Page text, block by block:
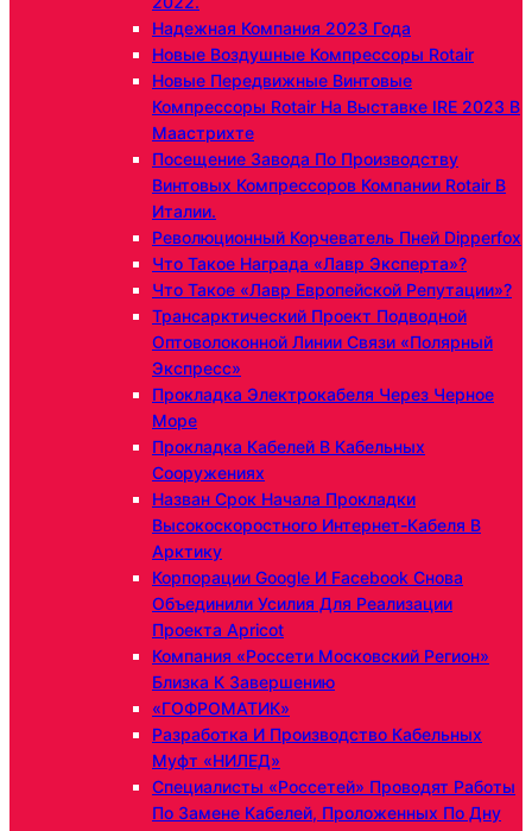
Надежная Компания 2023 Года
Новые Воздушные Компрессоры Rotair
Новые Передвижные Винтовые
Компрессоры Rotair На Выставке IRE 2023 В
Маастрихте
Посещение Завода По Производству
Винтовых Компрессоров Компании Rotair В
Италии.
Революционный Корчеватель Пней Dipperfox
Что Такое Награда «Лавр Эксперта»?
Что Такое «Лавр Европейской Репутации»?
Трансарктический Проект Подводной
Оптоволоконной Линии Связи «Полярный
Экспресс»
Прокладка Электрокабеля Через Черное
Море
Прокладка Кабелей В Кабельных
Сооружениях
Назван Срок Начала Прокладки
Высокоскоростного Интернет-Кабеля В
Арктику
Корпорации Google И Facebook Снова
Объединили Усилия Для Реализации
Проекта Apricot
Компания «Россети Московский Регион»
Близка К Завершению
«ГОФРОМАТИК»
Разработка И Производство Кабельных
Муфт «НИЛЕД»
Специалисты «Россетей» Проводят Работы
По Замене Кабелей, Проложенных По Дну